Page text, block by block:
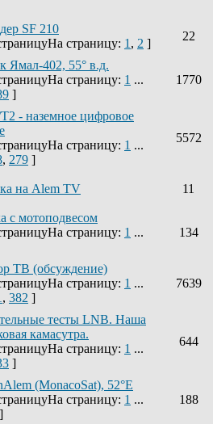
SF 210
На страницу: 1 , 2 ]
22
Ямал-402, 55° в.д.
На страницу: 1 ...
]
1770
- наземное цифровое
На страницу: 1 ...
, 279 ]
5572
на Alem TV 11
с мотоподвесом
На страницу: 1 ...
134
ТВ (обсуждение)
На страницу: 1 ...
, 382 ]
7639
тесты LNB. Наша
камасутра.
На страницу: 1 ...
]
644
(MonacoSat), 52°E
На страницу: 1 ...
]
188